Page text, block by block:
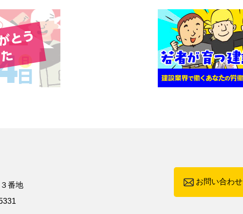
番地
お問い合わせ